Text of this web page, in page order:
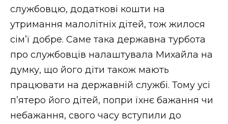
службовцю, додаткові кошти на
утримання малолітніх дітей, тож жилося
сім’ї добре. Саме така державна турбота
про службовців налаштувала Михайла на
думку, що його діти також мають
працювати на державній службі. Тому усі
п’ятеро його дітей, попри їхнє бажання чи
небажання, свого часу вступили до